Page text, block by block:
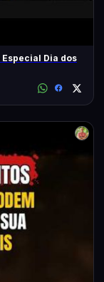
Dia dos